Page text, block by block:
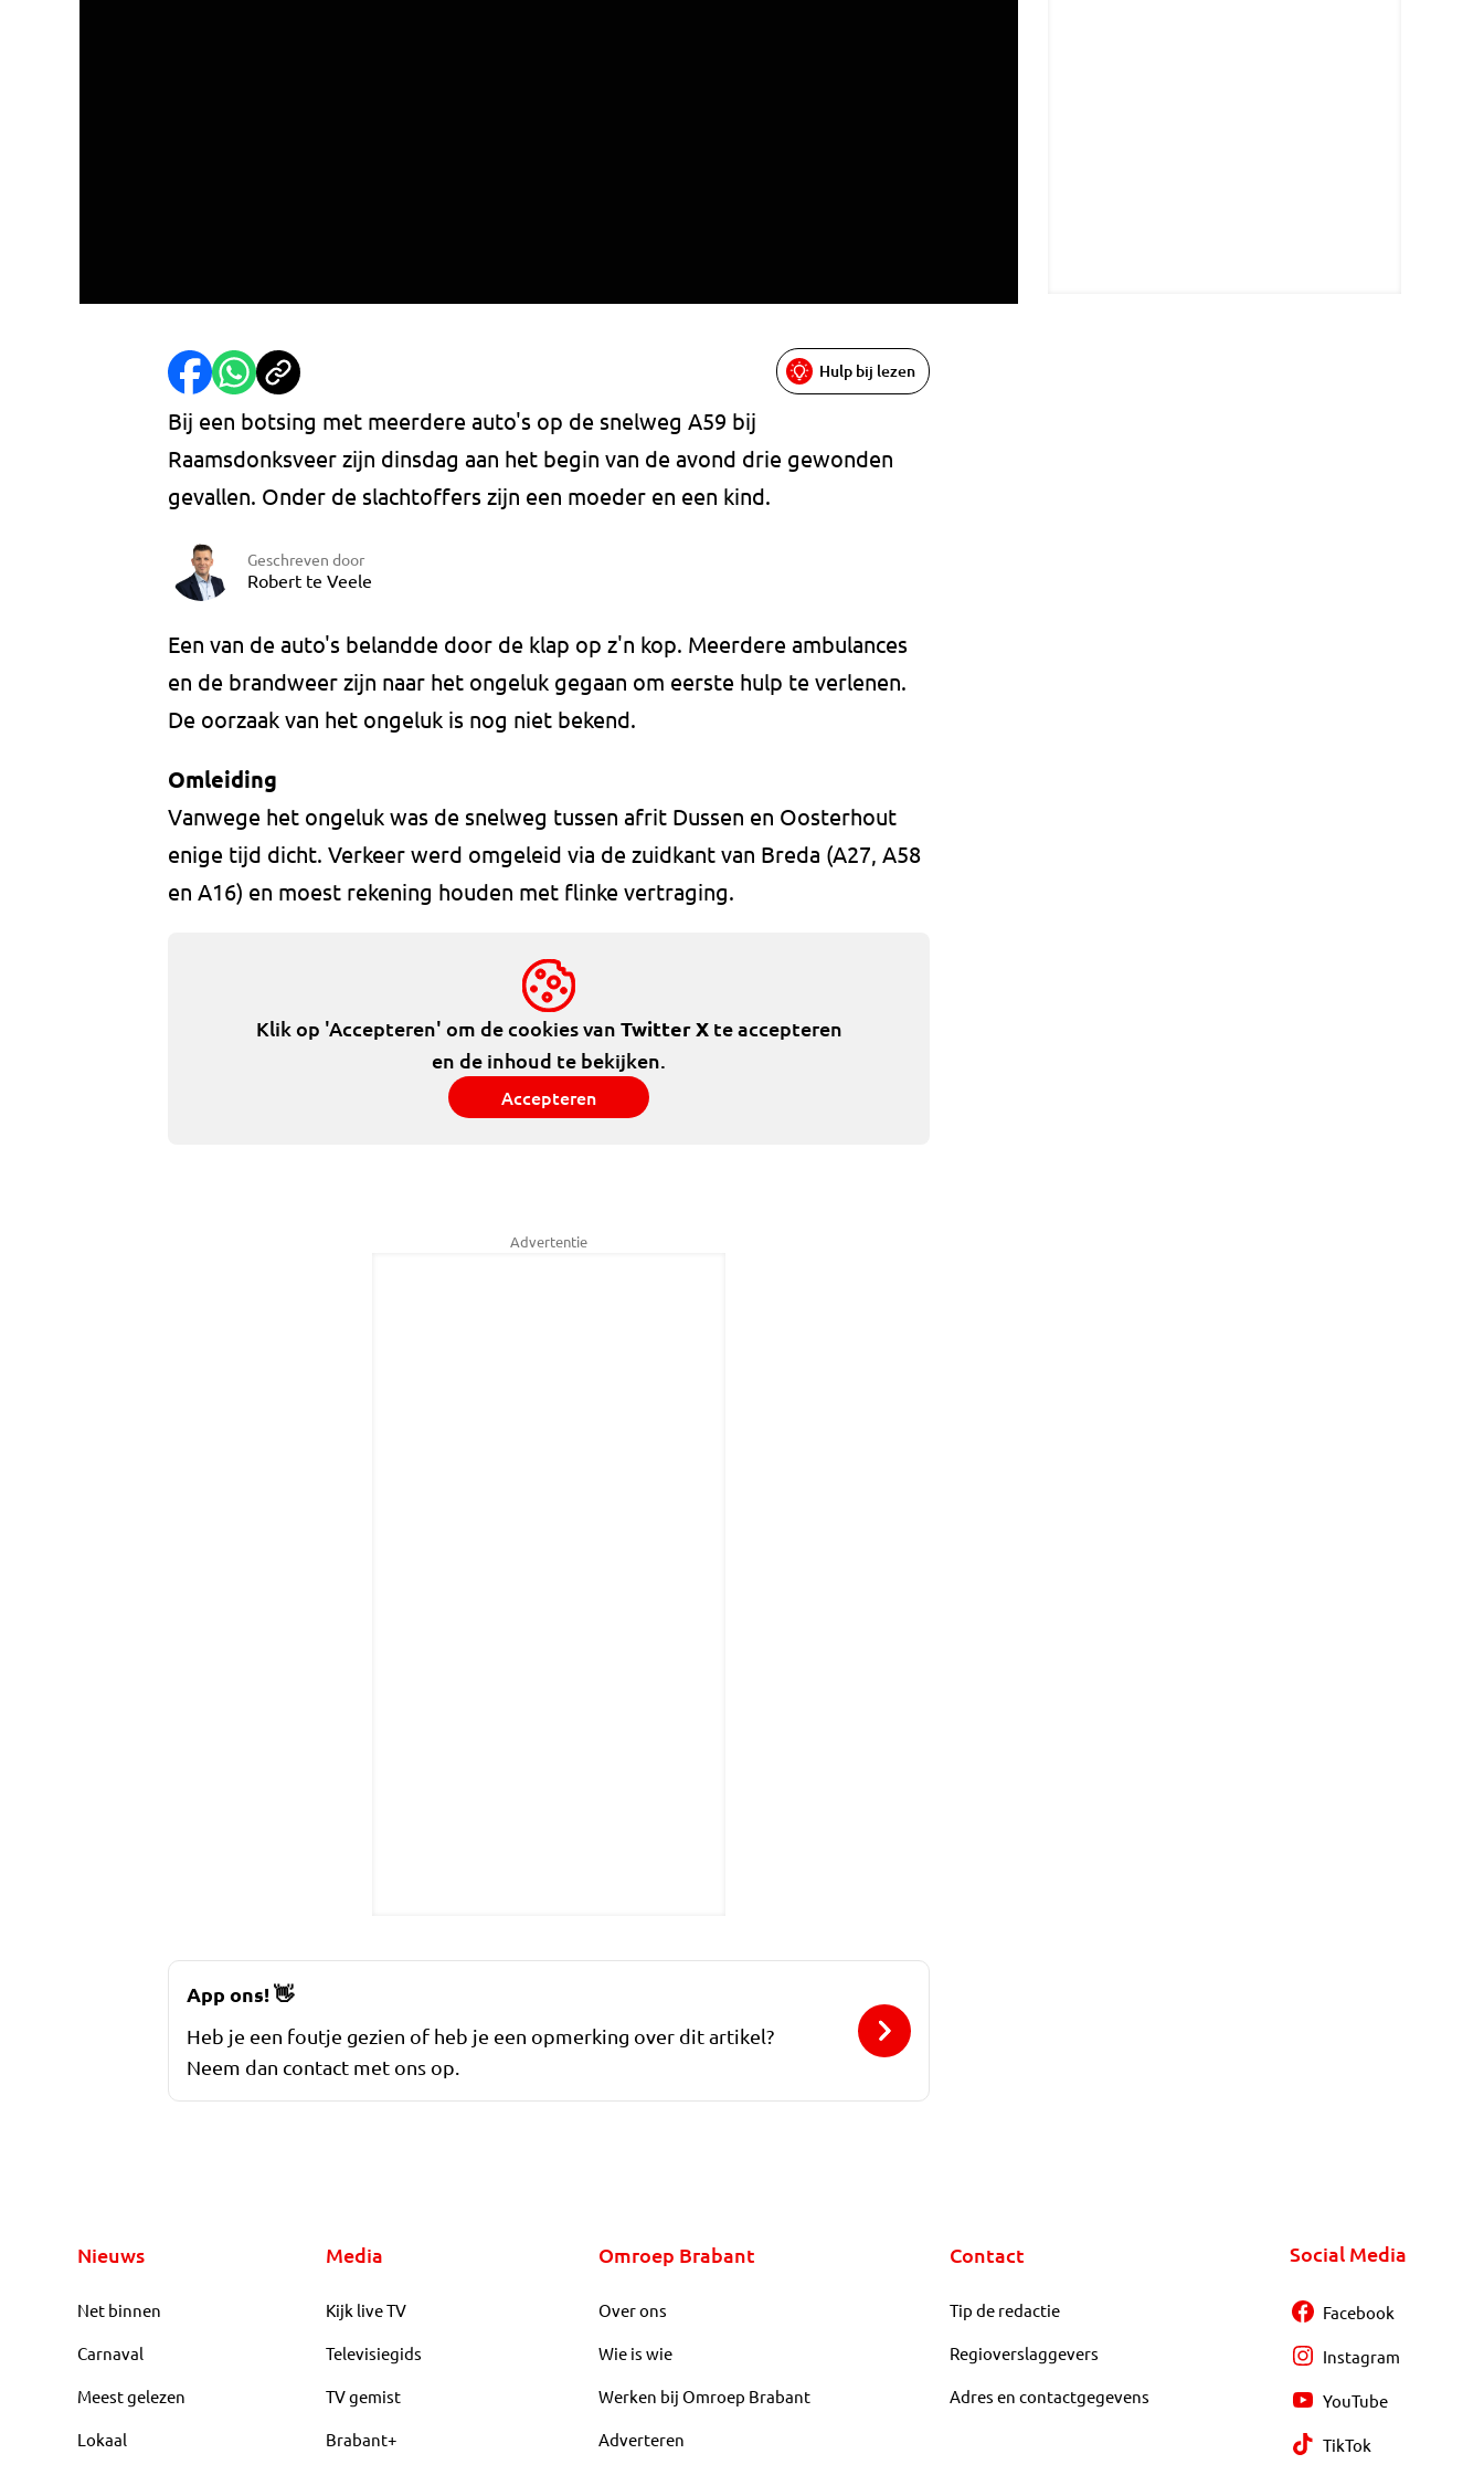
Hulp bij lezen
Bij een botsing met meerdere auto's op de snelweg A59 bij
Raamsdonksveer zijn dinsdag aan het begin van de avond drie gewonden
gevallen. Onder de slachtoffers zijn een moeder en een kind.
Geschreven door
Robert te Veele
Een van de auto's belandde door de klap op z'n kop. Meerdere ambulances
en de brandweer zijn naar het ongeluk gegaan om eerste hulp te verlenen.
De oorzaak van het ongeluk is nog niet bekend.
Omleiding
Vanwege het ongeluk was de snelweg tussen afrit Dussen en Oosterhout
enige tijd dicht. Verkeer werd omgeleid via de zuidkant van Breda (A27, A58
en A16) en moest rekening houden met flinke vertraging.
Klik op 'Accepteren' om de cookies van Twitter Xte accepteren
en de inhoud te bekijken.
Accepteren
Advertentie
App ons!👋
Heb je een foutje gezien of heb je een opmerking over dit artikel?
Neem dan contact met ons op.
Nieuws
Net binnen
Carnaval
Meest gelezen
Lokaal
Media
Kijk live TV
Televisiegids
TV gemist
Brabant+
Omroep Brabant
Over ons
Wie is wie
Werken bij Omroep Brabant
Adverteren
Contact
Tip de redactie
Regioverslaggevers
Adres en contactgegevens
Social Media
Facebook
Instagram
YouTube
TikTok